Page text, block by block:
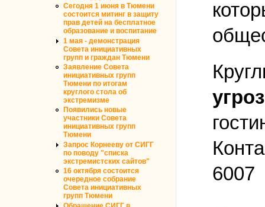
Сегодня 1 июня в Тюмени
состоится митинг в защиту
прав детей на бесплатное
образование и воспитание
1 мая - демонстрация
Совета инициативных
групп и граждан Тюмени
Заявление Совета
инициативных групп
Тюмени по итогам
круглого стола об
экстремизме
Появились новые
участники Совета
инициативных групп
Тюмени
Запрос Корнееву от СИГГ
по поводу "списка
экстремистских сайтов"
16 октября состоится
очередное собрание
Совета инициативных
групп Тюмени
6007